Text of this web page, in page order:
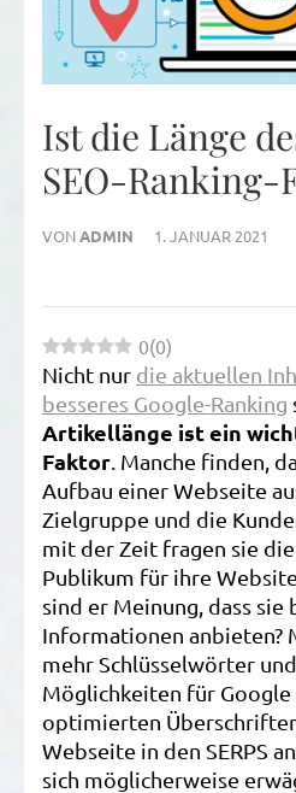
Ist die Länge
SEO-Ranking-
VONADMIN 1. JANUAR 2021
0(0)
Nicht nur die aktuellen
besseres Google-Ranking
Artikellänge ist ein
Faktor . Manche finden,
Aufbau einer Webseite
Zielgruppe und die
mit der Zeit fragen sie
Publikum für ihre
sind er Meinung, dass
Informationen anbieten?
mehr Schlüsselwörter
Möglichkeiten für Google
optimierten
Webseite in den SERPS
sich möglicherweise